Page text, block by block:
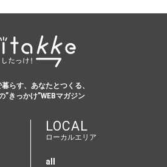
らす、あなたとつくる、
”きっかけ”WEBマガジン
LOCAL
ローカルエリア
all